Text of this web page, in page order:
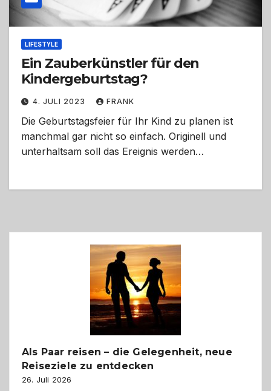
LIFESTYLE
Ein Zauberkünstler für den
Kindergeburtstag?
4. JULI 2023 FRANK
Die Geburtstagsfeier für Ihr Kind zu planen ist
manchmal gar nicht so einfach. Originell und
unterhaltsam soll das Ereignis werden…
Als Paar reisen – die Gelegenheit, neue
Reiseziele zu entdecken
26. Juli 2026